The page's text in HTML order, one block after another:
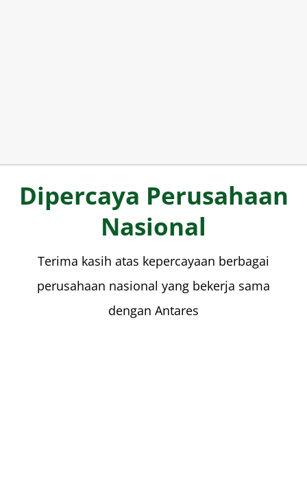
Dipercaya Perusahaan
Nasional
Terima kasih atas kepercayaan berbagai
perusahaan nasional yang bekerja sama
dengan Antares